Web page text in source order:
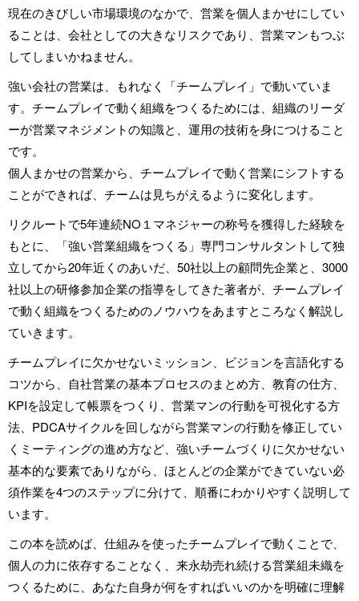
現在のきびしい市場環境のなかで、営業を個人まかせにしてい
ることは、会社としての大きなリスクであり、営業マンもつぶ
してしまいかねません。
強い会社の営業は、もれなく「チームプレイ」で動いていま
す。チームプレイで動く組織をつくるためには、組織のリーダ
ーが営業マネジメントの知識と、運用の技術を身につけること
です。
個人まかせの営業から、チームプレイで動く営業にシフトする
ことができれば、チームは見ちがえるように変化します。
リクルートで5年連続NO１マネジャーの称号を獲得した経験を
もとに、「強い営業組織をつくる」専門コンサルタントして独
立してから20年近くのあいだ、50社以上の顧問先企業と、3000
社以上の研修参加企業の指導をしてきた著者が、チームプレイ
で動く組織をつくるためのノウハウをあますところなく解説し
ていきます。
チームプレイに欠かせないミッション、ビジョンを言語化する
コツから、自社営業の基本プロセスのまとめ方、教育の仕方、
KPIを設定して帳票をつくり、営業マンの行動を可視化する方
法、PDCAサイクルを回しながら営業マンの行動を修正してい
くミーティングの進め方など、強いチームづくりに欠かせない
基本的な要素でありながら、ほとんどの企業ができていない必
須作業を4つのステップに分けて、順番にわかりやすく説明して
います。
この本を読めば、仕組みを使ったチームプレイで動くことで、
個人の力に依存することなく、来永劫売れ続ける営業組未織を
つくるために、あなた自身が何をすればいいのかを明確に理解